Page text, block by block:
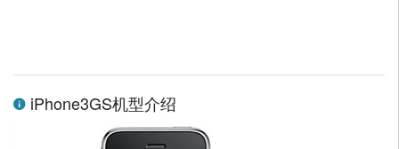
iPhone3GS机型介绍